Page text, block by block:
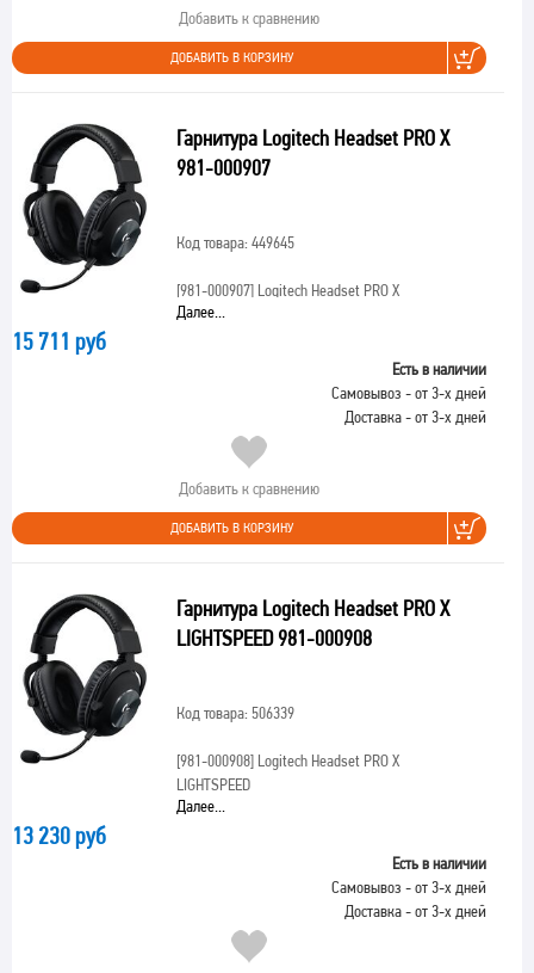
Добавить к сравнению
ДОБАВИТЬ В КОРЗИНУ
Гарнитура Logitech Headset PRO X
981-000907
Код товара: 449645
[981-000907] Logitech Headset PRO X
Далее...
15 711 руб
Есть в наличии
Самовывоз - от 3-х дней
Доставка - от 3-х дней
Добавить к сравнению
ДОБАВИТЬ В КОРЗИНУ
Гарнитура Logitech Headset PRO X
LIGHTSPEED 981-000908
Код товара: 506339
[981-000908] Logitech Headset PRO X
LIGHTSPEED
Далее...
13 230 руб
Есть в наличии
Самовывоз - от 3-х дней
Доставка - от 3-х дней